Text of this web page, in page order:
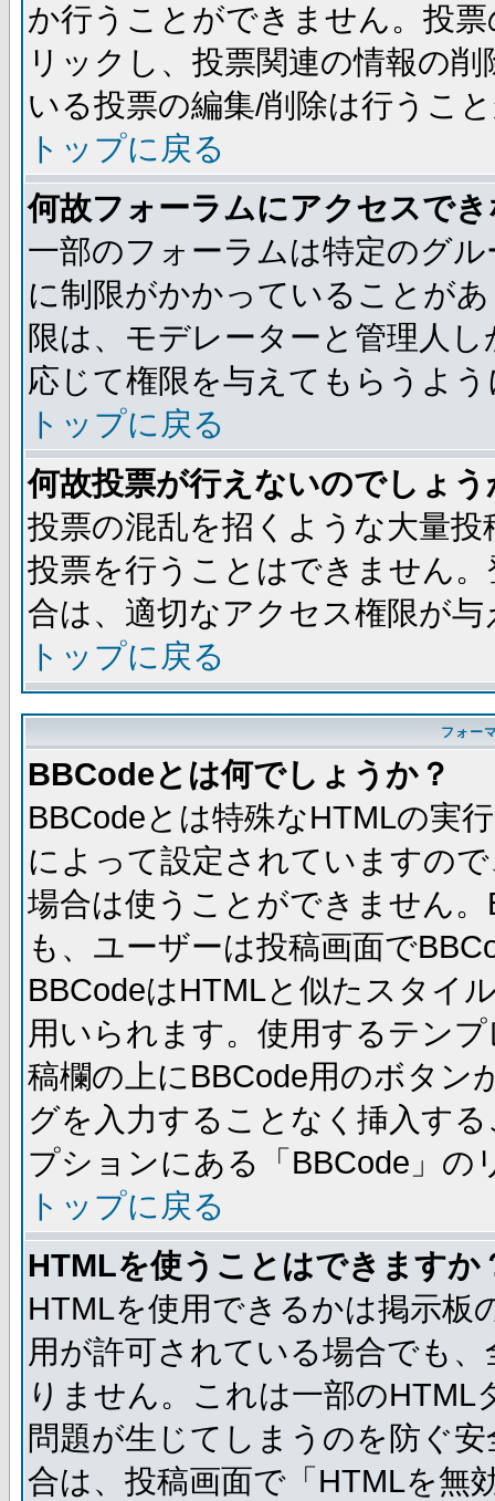
か行うことができません。投
リックし、投票関連の情報の
いる投票の編集/削除は行うこ
トップに戻る
何故フォーラムにアクセスで
一部のフォーラムは特定のグ
に制限がかかっていることが
限は、モデレーターと管理人
応じて権限を与えてもらうよ
トップに戻る
何故投票が行えないのでしょう
投票の混乱を招くような大量
投票を行うことはできません
合は、適切なアクセス権限が
トップに戻る
フォー
BBCodeとは何でしょうか？
BBCodeとは特殊なHTMLの実
によって設定されていますの
場合は使うことができません
も、ユーザーは投稿画面で
BBCodeはHTMLと似たスタイ
用いられます。使用するテン
稿欄の上にBBCode用のボタン
グを入力することなく挿入す
プションにある「BBCode」
トップに戻る
HTMLを使うことはできますか
HTMLを使用できるかは掲示板
用が許可されている場合でも
りません。これは一部の
問題が生じてしまうのを防ぐ
合は、投稿画面で「HTMLを無